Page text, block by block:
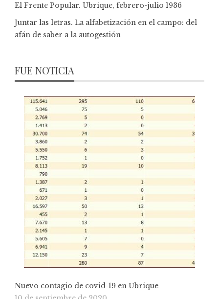
El Frente Popular. Ubrique, febrero-julio 1936
Juntar las letras. La alfabetización en el campo: del
afán de saber a la autogestión
FUE NOTICIA
Nuevo contagio de covid-19 en Ubrique